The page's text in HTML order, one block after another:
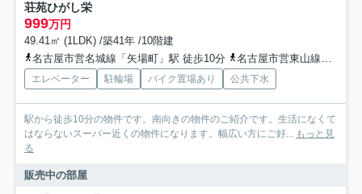
荘苑ひがし栄
999万円
49.41㎡ (1LDK) /築41年 /10階建
名古屋市営名城線「矢場町」駅 徒歩10分
名古屋市営東山線「新栄町」駅 徒歩15分
エレベーター 駐輪場 バイク置場あり 公共下水
駅から徒歩10分の物件です。南向きの物件のご紹介です。生活になくて
はならないスーパー近くの物件になります。幅広い方にご好... もっと見
る
販売中の部屋